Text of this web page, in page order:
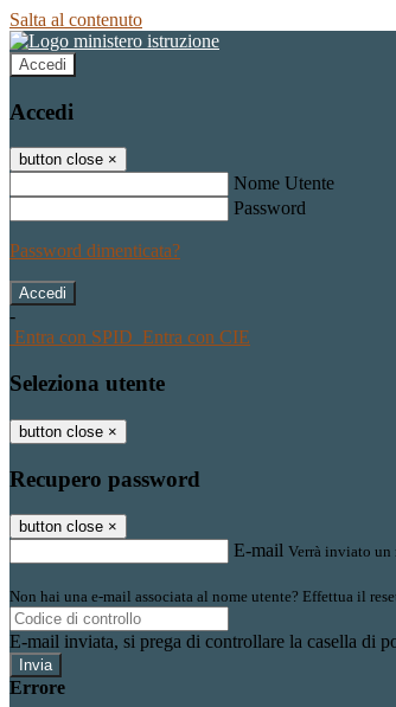
Salta al contenuto
Accedi
Accedi
button close ×
Nome Utente
Password
Password dimenticata?
-
Entra con SPID Entra con CIE
Seleziona utente
button close ×
Recupero password
button close ×
E-mail Verrà inviato un
Non hai una e-mail associata al nome utente? Effettua il
E-mail inviata, si prega di controllare la casella di
Errore